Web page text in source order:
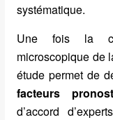
systématique.
Une fois la
microscopique de
étude permet de
facteurs
d’accord